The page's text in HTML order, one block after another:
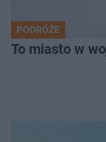
PODRÓŻE
To miasto w